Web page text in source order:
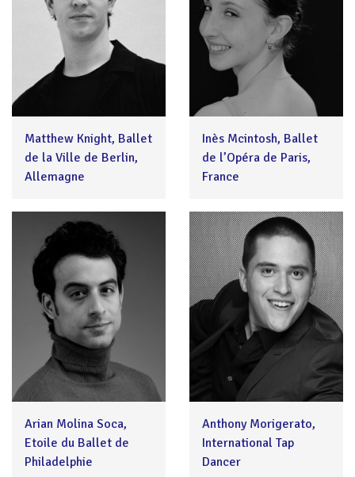
Matthew Knight, Ballet
de la Ville de Berlin,
Allemagne
Inès Mcintosh, Ballet
de l’Opéra de Paris,
France
Arian Molina Soca,
Etoile du Ballet de
Philadelphie
Anthony Morigerato,
International Tap
Dancer